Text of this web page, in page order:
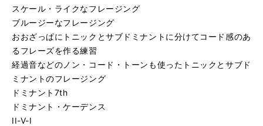
スケール・ライクなフレージング
ブルージーなフレージング
おおざっぱにトニックとサブドミナントに分けてコード感のあ
るフレーズを作る練習
経過音などのノン・コード・トーンも使ったトニックとサブド
ミナントのフレージング
ドミナント7th
ドミナント・ケーデンス
II-V-I